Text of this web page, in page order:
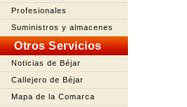
Profesionales
Suministros y almacenes
Otros Servicios
Noticias de Béjar
Callejero de Béjar
Mapa de la Comarca